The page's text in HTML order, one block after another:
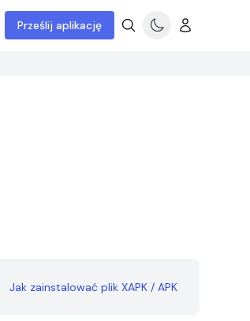
Prześlij aplikację
Jak zainstalować plik XAPK / APK